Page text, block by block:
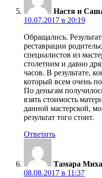
Настя и
10.07.2017 в 20:19
Обращались.
реставрации
специалистов из
столетним и давно
часов. В результате,
который всем очень
По деньгам
взять стоимость
данной мастерской,
результат того стоит.
Ответить
Тамара
08.08.2017 в 11:37